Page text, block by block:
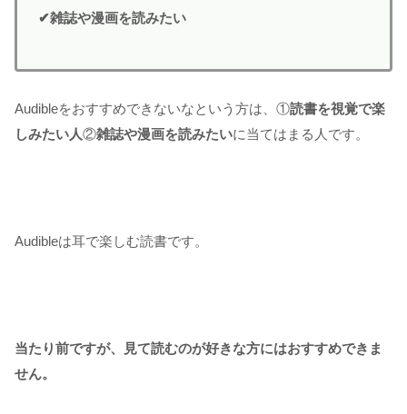
✔雑誌や漫画を読みたい
Audibleをおすすめできないなという方は、①読書を視覚で楽
しみたい人②雑誌や漫画を読みたいに当てはまる人です。
Audibleは耳で楽しむ読書です。
当たり前ですが、見て読むのが好きな方にはおすすめできま
せん。